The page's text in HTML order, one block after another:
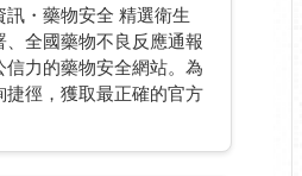
訊・藥物安全 精選衛生
、全國藥物不良反應通報
信力的藥物安全網站。為
捷徑，獲取最正確的官方